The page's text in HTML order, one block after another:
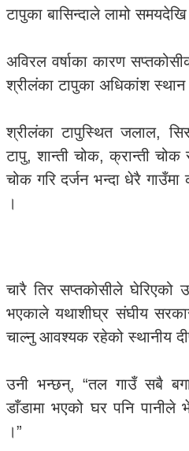
टापुका बासिन्दाले लामो
अविरल वर्षाका कारण
श्रीलंका टापुका अधिकांश स्थान
श्रीलंका टापुस्थित जलाल,
टापु, शान्ती चोक, क्रान्ती चोक
चोक गरि दर्जन भन्दा धेरै
।
चारै तिर सप्तकोसीले
भएकाले यथाशीघ्र संघीय
चाल्नु आवश्यक रहेको स्थानीय
उनी भन्छन्, “तल गाउँ सबै
डाँडामा भएको घर पनि पानीले
।”